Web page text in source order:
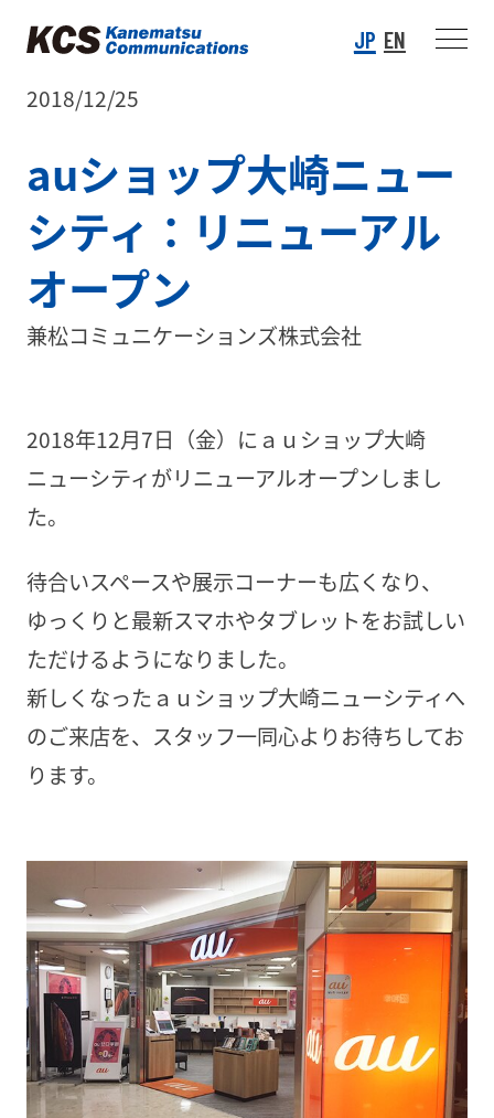
JP EN
2018/12/25
auショップ大崎ニュー
シティ：リニューアル
オープン
兼松コミュニケーションズ株式会社
2018年12月7日（金）にａｕショップ大崎
ニューシティがリニューアルオープンしまし
た。
待合いスペースや展示コーナーも広くなり、
ゆっくりと最新スマホやタブレットをお試しい
ただけるようになりました。
新しくなったａｕショップ大崎ニューシティへ
のご来店を、スタッフ一同心よりお待ちしてお
ります。